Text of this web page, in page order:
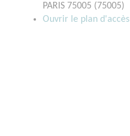
PARIS 75005 (75005)
Ouvrir le plan d'accès